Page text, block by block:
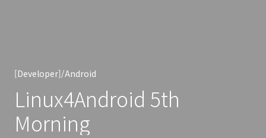
[Developer]/Android
Linux4Android 5th
Morning